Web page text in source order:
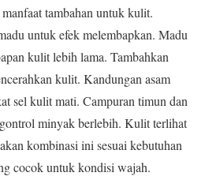
tambahan untuk kulit.
untuk efek melembapkan. Madu
kulit lebih lama. Tambahkan
kulit. Kandungan asam
sel kulit mati. Campuran timun dan
minyak berlebih. Kulit terlihat
kombinasi ini sesuai kebutuhan
cocok untuk kondisi wajah.